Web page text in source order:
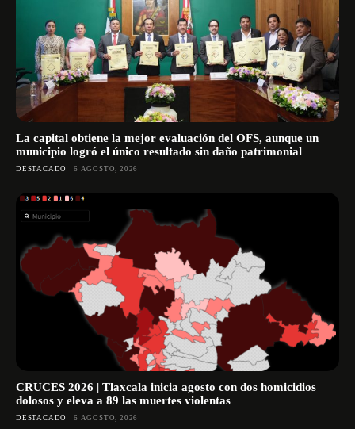
La capital obtiene la mejor evaluación del OFS, aunque un
municipio logró el único resultado sin daño patrimonial
DESTACADO 6 AGOSTO, 2026
CRUCES 2026 | Tlaxcala inicia agosto con dos homicidios
dolosos y eleva a 89 las muertes violentas
DESTACADO 6 AGOSTO, 2026